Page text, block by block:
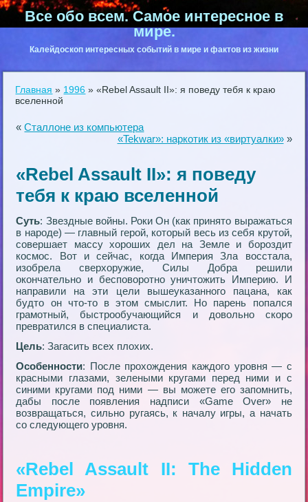
Все обо всем. Самое интересное в
мире.
Калейдоскоп интересных событий в мире и фактов из жизни
Главная » 1996 »«Rebel Assault II»: я поведу тебя к краю
вселенной
«Сталлоне из компьютера
«Tekwar»: наркотик из «виртуалки»»
«Rebel Assault II»: я поведу
тебя к краю вселенной
Суть: Звездные войны. Роки Он (как принято выражаться
в народе) — главный герой, который весь из себя крутой,
совершает массу хороших дел на Земле и бороздит
космос. Вот и сейчас, когда Империя Зла восстала,
изобрела сверхоружие, Силы Добра решили
окончательно и бесповоротно уничтожить Империю. И
направили на эти цели вышеуказанного пацана, как
будто он что-то в этом смыслит. Но парень попался
грамотный, быстрообучающийся и довольно скоро
превратился в специалиста.
Цель: Загасить всех плохих.
Особенности: После прохождения каждого уровня — с
красными глазами, зелеными кругами перед ними и с
синими кругами под ними — вы можете его запомнить,
дабы после появления надписи «Game Over» не
возвращаться, сильно ругаясь, к началу игры, а начать
со следующего уровня.
«Rebel Assault II: The Hidden
Empire»